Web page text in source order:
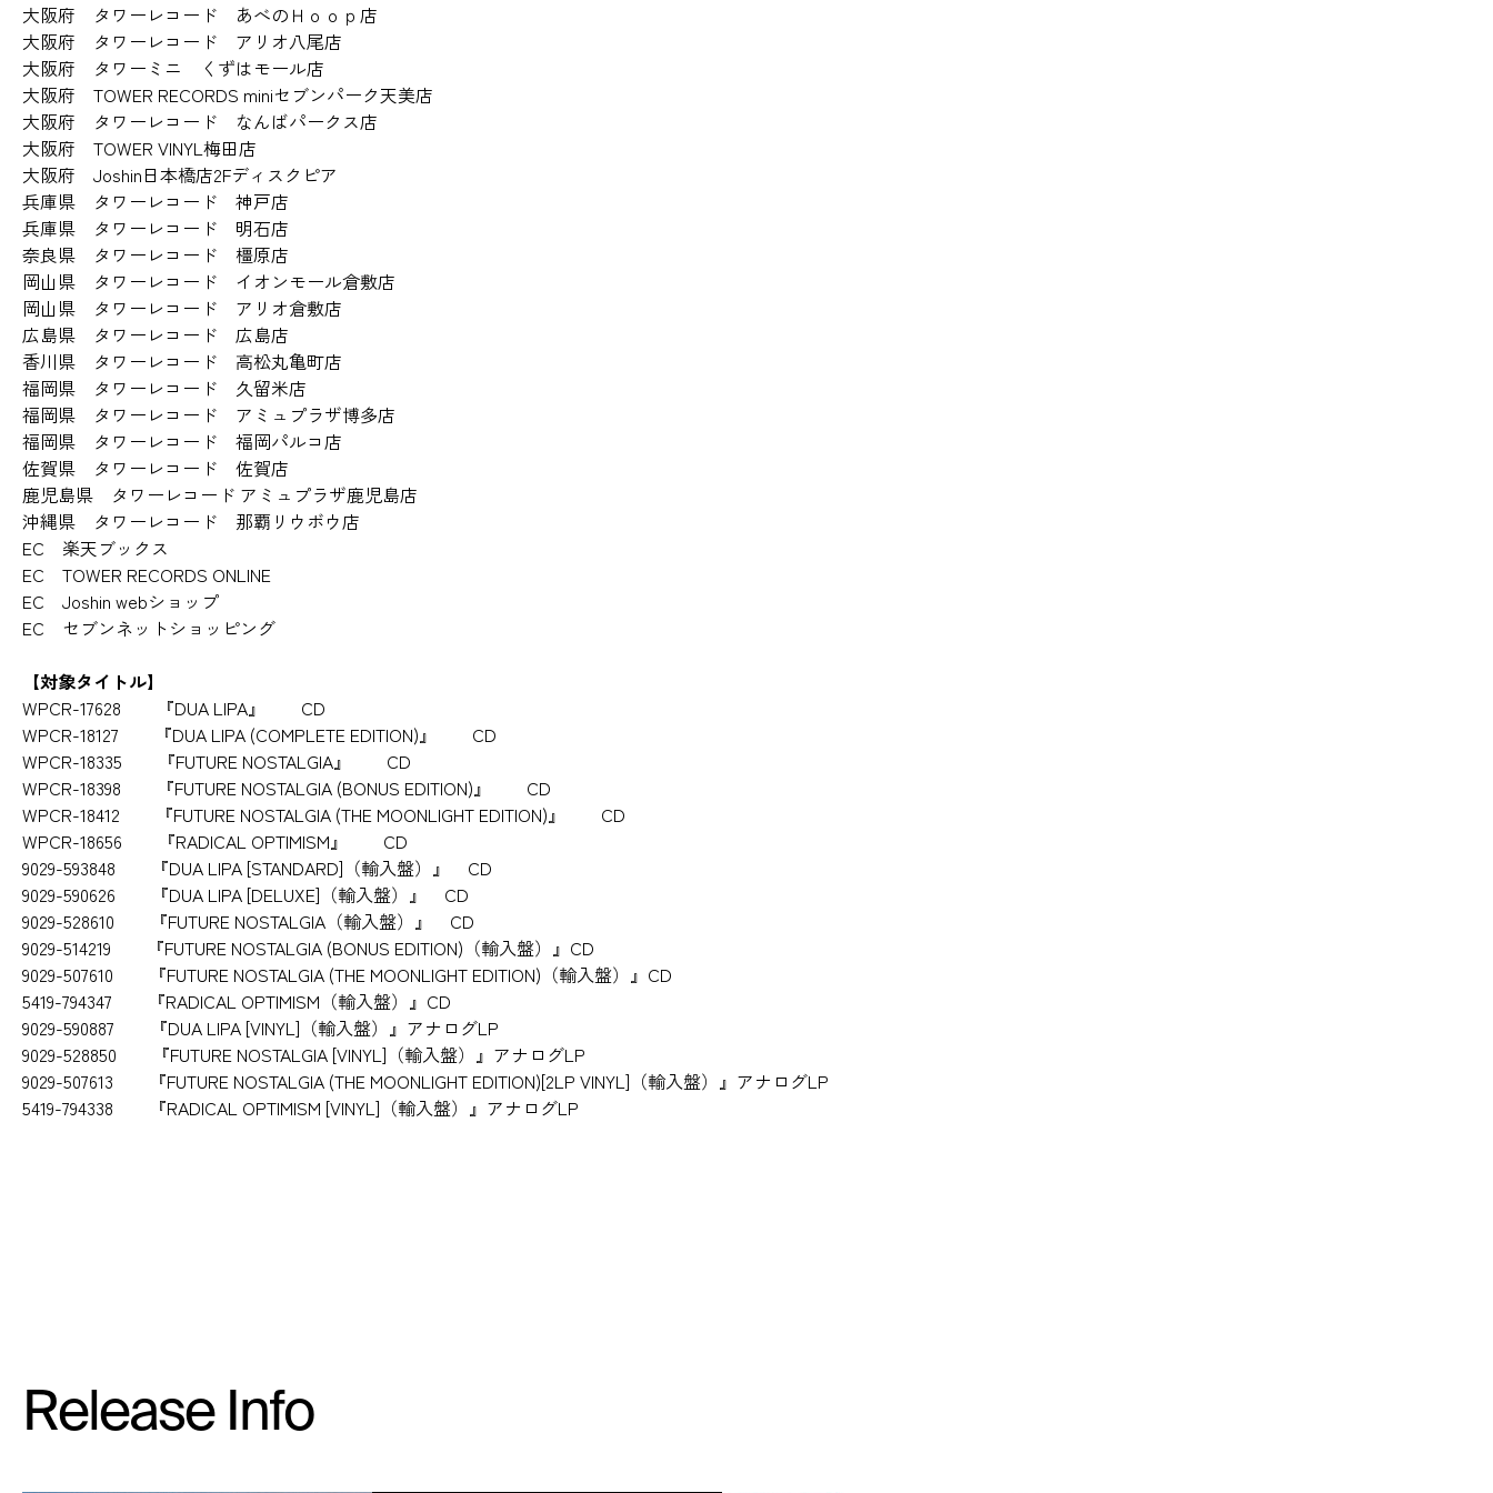
大阪府 タワーレコード あべのＨｏｏｐ店
大阪府 タワーレコード アリオ八尾店
大阪府 タワーミニ くずはモール店
大阪府 TOWER RECORDS miniセブンパーク天美店
大阪府 タワーレコード なんばパークス店
大阪府 TOWER VINYL梅田店
大阪府 Joshin日本橋店2Fディスクピア
兵庫県 タワーレコード 神戸店
兵庫県 タワーレコード 明石店
奈良県 タワーレコード 橿原店
岡山県 タワーレコード イオンモール倉敷店
岡山県 タワーレコード アリオ倉敷店
広島県 タワーレコード 広島店
香川県 タワーレコード 高松丸亀町店
福岡県 タワーレコード 久留米店
福岡県 タワーレコード アミュプラザ博多店
福岡県 タワーレコード 福岡パルコ店
佐賀県 タワーレコード 佐賀店
鹿児島県 タワーレコード アミュプラザ鹿児島店
沖縄県 タワーレコード 那覇リウボウ店
EC 楽天ブックス
EC TOWER RECORDS ONLINE
EC Joshin webショップ
EC セブンネットショッピング
【対象タイトル】
WPCR-17628 『DUA LIPA』 CD
WPCR-18127 『DUA LIPA (COMPLETE EDITION)』 CD
WPCR-18335 『FUTURE NOSTALGIA』 CD
WPCR-18398 『FUTURE NOSTALGIA (BONUS EDITION)』 CD
WPCR-18412 『FUTURE NOSTALGIA (THE MOONLIGHT EDITION)』 CD
WPCR-18656 『RADICAL OPTIMISM』 CD
9029-593848 『DUA LIPA [STANDARD]（輸入盤）』 CD
9029-590626 『DUA LIPA [DELUXE]（輸入盤）』 CD
9029-528610 『FUTURE NOSTALGIA（輸入盤）』 CD
9029-514219 『FUTURE NOSTALGIA (BONUS EDITION)（輸入盤）』CD
9029-507610 『FUTURE NOSTALGIA (THE MOONLIGHT EDITION)（輸入盤）』CD
5419-794347 『RADICAL OPTIMISM（輸入盤）』CD
9029-590887 『DUA LIPA [VINYL]（輸入盤）』アナログLP
9029-528850 『FUTURE NOSTALGIA [VINYL]（輸入盤）』アナログLP
9029-507613 『FUTURE NOSTALGIA (THE MOONLIGHT EDITION)[2LP VINYL]（輸入盤）』アナログLP
5419-794338 『RADICAL OPTIMISM [VINYL]（輸入盤）』アナログLP
Release Info